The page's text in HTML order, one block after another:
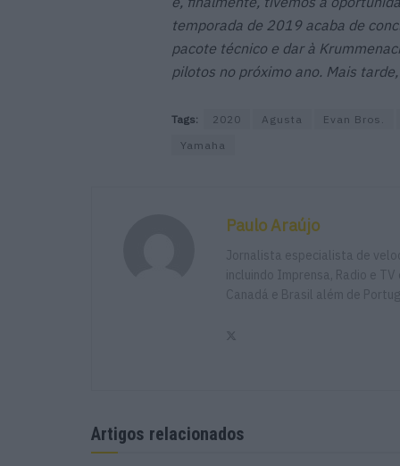
temporada de 2019 acaba de
pacote técnico e dar à
pilotos no próximo ano. Mais
Tags: 2020 Agusta Evan Bros.
Yamaha
Paulo Araújo
Jornalista especialista de
incluindo Imprensa, Radio e
Canadá e Brasil além de
Artigos relacionados